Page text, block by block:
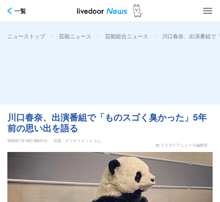
一覧
ニューストップ > 芸能ニュース > 芸能総合ニュース > 川口春奈、出演番組で
川口春奈、出演番組で「ものスゴく臭かった」5年
前の思い出を語る
2025年7月18日 8時51分
写真：ナリナリドットコム
by ライブドアニュース編集部